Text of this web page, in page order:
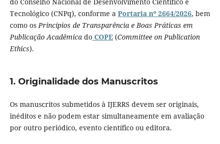
Tecnológico (CNPq), conforme a Portaria nº 2664/2026, bem
como osPrincípios de Transparência e Boas Práticas em
Publicação AcadêmicadoCOPE(Committee on Publication
Ethics).
1. Originalidade dos Manuscritos
Os manuscritos submetidos à IJERRS devem ser originais,
inéditos e não podem estar simultaneamente em avaliação
por outro periódico, evento científico ou editora.